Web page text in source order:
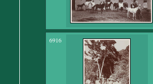
6916